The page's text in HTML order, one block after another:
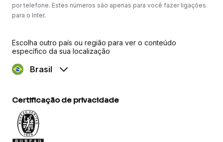
por telefone. Estes números são apenas para você fazer ligações
para o Inter.
Escolha outro país ou região para ver o conteúdo
específico da sua localização
Brasil
Certificação de privacidade